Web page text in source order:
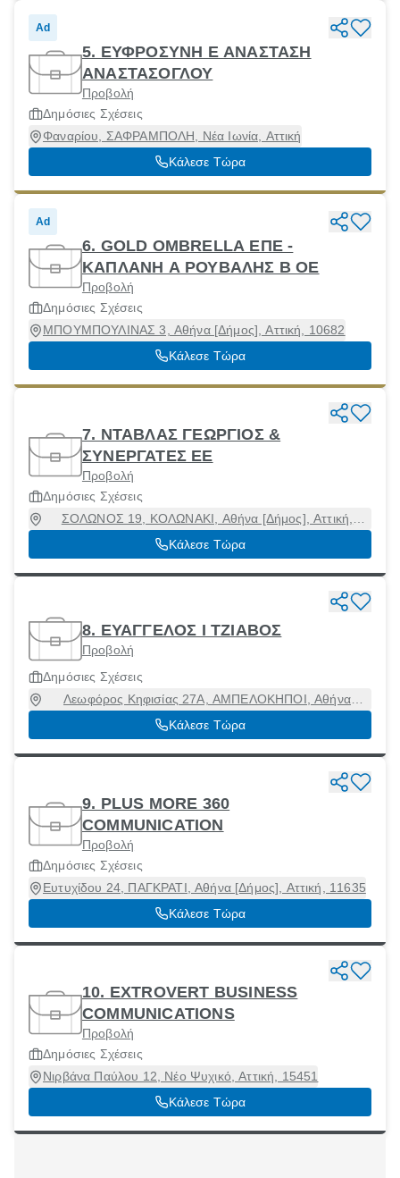
Ad
5. ΕΥΦΡΟΣΥΝΗ Ε ΑΝΑΣΤΑΣΗ
ΑΝΑΣΤΑΣΟΓΛΟΥ
Προβολή
Δημόσιες Σχέσεις
Φαναρίου, ΣΑΦΡΑΜΠΟΛΗ, Νέα Ιωνία, Αττική
Κάλεσε Τώρα
Ad
6. GOLD OMBRELLA EΠΕ -
ΚΑΠΛΑΝΗ Α ΡΟΥΒΑΛΗΣ Β ΟΕ
Προβολή
Δημόσιες Σχέσεις
ΜΠΟΥΜΠΟΥΛΙΝΑΣ 3, Αθήνα [Δήμος], Αττική, 10682
Κάλεσε Τώρα
7. ΝΤΑΒΛΑΣ ΓΕΩΡΓΙΟΣ &
ΣΥΝΕΡΓΑΤΕΣ ΕΕ
Προβολή
Δημόσιες Σχέσεις
ΣΟΛΩΝΟΣ 19, ΚΟΛΩΝΑΚΙ, Αθήνα [Δήμος], Αττική,
10671
Κάλεσε Τώρα
8. ΕΥΑΓΓΕΛΟΣ Ι ΤΖΙΑΒΟΣ
Προβολή
Δημόσιες Σχέσεις
Λεωφόρος Κηφισίας 27Α, ΑΜΠΕΛΟΚΗΠΟΙ, Αθήνα
[Δήμος], Αττική, 11523
Κάλεσε Τώρα
9. PLUS MORE 360
COMMUNICATION
Προβολή
Δημόσιες Σχέσεις
Ευτυχίδου 24, ΠΑΓΚΡΑΤΙ, Αθήνα [Δήμος], Αττική, 11635
Κάλεσε Τώρα
10. EXTROVERT BUSINESS
COMMUNICATIONS
Προβολή
Δημόσιες Σχέσεις
Νιρβάνα Παύλου 12, Νέο Ψυχικό, Αττική, 15451
Κάλεσε Τώρα